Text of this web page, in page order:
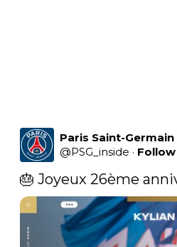
Paris Saint-Germain
@PSG_inside · Follow
🎂 Joyeux 26ème